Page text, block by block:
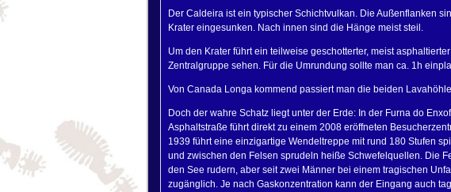
Der Caldeira ist ein typischer Schichtvulkan. Die Außenflanken
Krater eingesunken. Nach innen sind die Hänge meist steil.
Um den Krater führt ein teilweise geschotterter, meist
Zentralgruppe sehen. Für die Umrundung sollte man ca. 1h
Von Canada Longa kommend passiert man die beiden
Doch der wahre Schatz liegt unter der Erde: In der Furna do
Asphaltstraße führt direkt zu einem 2008 eröffneten
1939 führt eine einzigartige Wendeltreppe mit rund 180 Stufen
und zwischen den Felsen sprudeln heiße Schwefelquellen. Die
den See rudern, aber seit zwei Männer bei einem tragischen
zugänglich. Je nach Gaskonzentration kann der Eingang auch